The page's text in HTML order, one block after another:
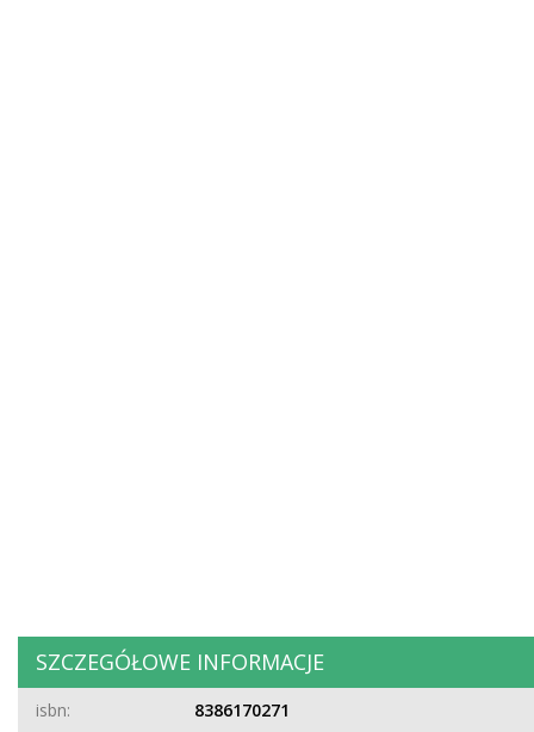
SZCZEGÓŁOWE INFORMACJE
isbn:
8386170271